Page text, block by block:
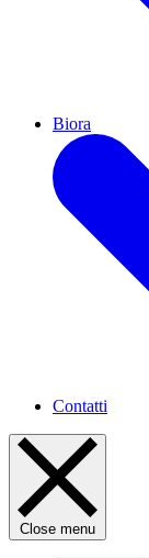
Biora
Contatti
Close menu